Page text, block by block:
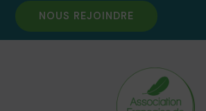
NOUS REJOINDRE